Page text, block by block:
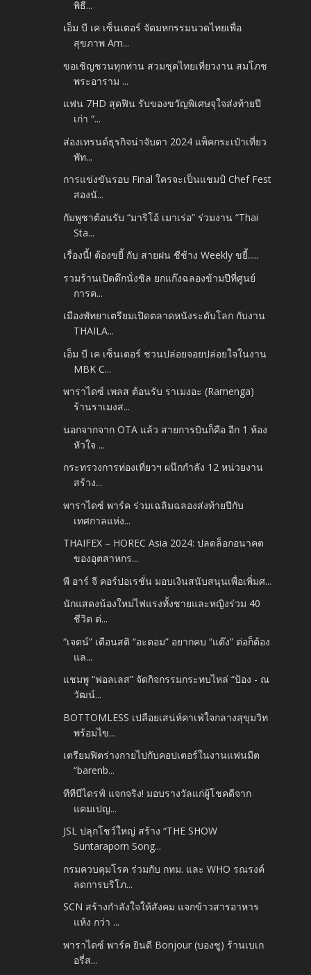
พิธี...
เอ็ม บี เค เซ็นเตอร์ จัดมหกรรมนวดไทยเพื่อ
สุขภาพ Am...
ขอเชิญชวนทุกท่าน สวมชุดไทยเที่ยวงาน สมโภช
พระอาราม ...
แฟน 7HD สุดฟิน รับของขวัญพิเศษจุใจส่งท้ายปี
เก่า “...
ส่องเทรนด์ธุรกิจน่าจับตา 2024 แพ็คกระเป๋าเที่ยว
พัท...
การแข่งขันรอบ Final ใครจะเป็นแชมป์ Chef Fest
สองนั...
กัมพูชาต้อนรับ “มาริโอ้ เมาเร่อ” ร่วมงาน “Thai
Sta...
เรื่องนี้! ต้องขยี้ กับ สายฝน ชีช้าง Weekly ขยี้.....
รวมร้านเปิดดึกนั่งชิล ยกแก๊งฉลองข้ามปีที่ศูนย์
การค...
เมืองพัทยาเตรียมเปิดตลาดหนังระดับโลก กับงาน
THAILA...
เอ็ม บี เค เซ็นเตอร์ ชวนปล่อยจอยปล่อยใจในงาน
MBK C...
พาราไดซ์ เพลส ต้อนรับ ราเมงอะ (Ramenga)
ร้านราเมงส...
นอกจากจาก OTA แล้ว สายการบินก็คือ อีก 1 ห้อง
หัวใจ ...
กระทรวงการท่องเที่ยวฯ ผนึกกำลัง 12 หน่วยงาน
สร้าง...
พาราไดซ์ พาร์ค ร่วมเฉลิมฉลองส่งท้ายปีกับ
เทศกาลแห่ง...
THAIFEX – HOREC Asia 2024: ปลดล็อกอนาคต
ของอุตสาหกร...
พี อาร์ จี คอร์ปอเรชั่น มอบเงินสนับสนุนเพื่อเพิ่มศ...
นักแสดงน้องใหม่ไฟแรงทั้งชายและหญิงร่วม 40
ชีวิต ต่...
“เจตน์” เตือนสติ “อะตอม” อยากคบ “แต๊ง” ต่อก็ต้อง
แล...
แชมพู “ฟอลเลส” จัดกิจกรรมกระทบไหล่ “ป้อง - ณ
วัฒน์...
BOTTOMLESS เปลือยเสน่ห์คาเฟ่ใจกลางสุขุมวิท
พร้อมไข...
เตรียมฟิตร่างกายไปกับคอปเตอร์ในงานแฟนมีต
“barenb...
ทีทีบีไดรฟ์ แจกจริง! มอบรางวัลแก่ผู้โชคดีจาก
แคมเปญ...
JSL ปลุกโชว์ใหญ่ สร้าง “THE SHOW
Suntaraporn Song...
กรมควบคุมโรค ร่วมกับ กทม. และ WHO รณรงค์
ลดการบริโภ...
SCN สร้างกำลังใจให้สังคม แจกข้าวสารอาหาร
แห้ง กว่า ...
พาราไดซ์ พาร์ค ยินดี Bonjour (บองชู) ร้านเบเก
อรี่ส...